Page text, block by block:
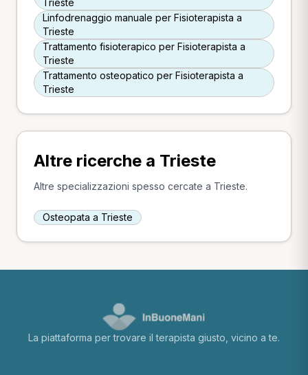
Trieste
Linfodrenaggio manuale per Fisioterapista a
Trieste
Trattamento fisioterapico per Fisioterapista a
Trieste
Trattamento osteopatico per Fisioterapista a
Trieste
Altre ricerche a Trieste
Altre specializzazioni spesso cercate a Trieste.
Osteopata a Trieste
La piattaforma per trovare il terapista giusto, vicino a te.